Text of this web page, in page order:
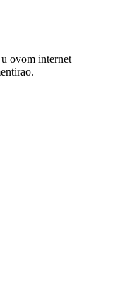
ovom internet